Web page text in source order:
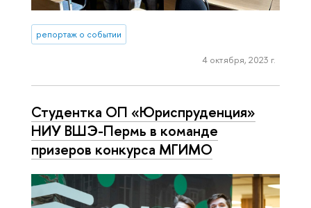
репортаж о событии
4 октября, 2023 г.
Студентка ОП «Юриспруденция»
НИУ ВШЭ-Пермь в команде
призеров конкурса МГИМО